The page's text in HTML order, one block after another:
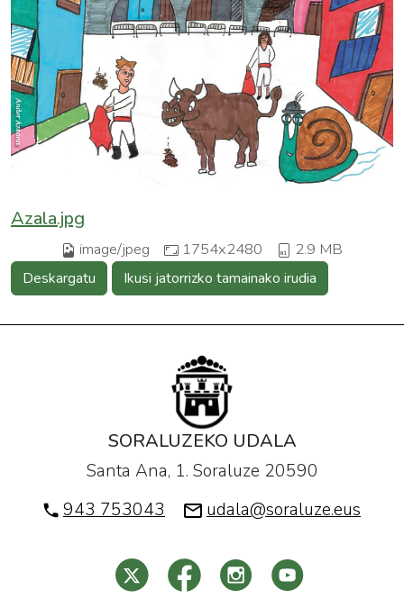
Azala.jpg
image/jpeg 1754x2480 2.9 MB
Deskargatu Ikusi jatorrizko tamainako irudia
SORALUZEKO UDALA
Santa Ana, 1. Soraluze 20590
943 753043
udala@soraluze.eus